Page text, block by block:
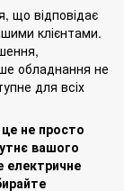
що відповідає
клієнтами.
обладнання не
для всіх
не просто
вашого
електричне